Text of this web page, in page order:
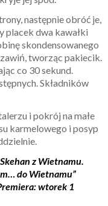
następnie obróć je,
placek dwa kawałki
skondensowanego
tworząc pakiecik.
co 30 sekund.
Składników
i pokrój na małe
karmelowego i posyp
z Wietnamu.
do Wietnamu”
wtorek 1